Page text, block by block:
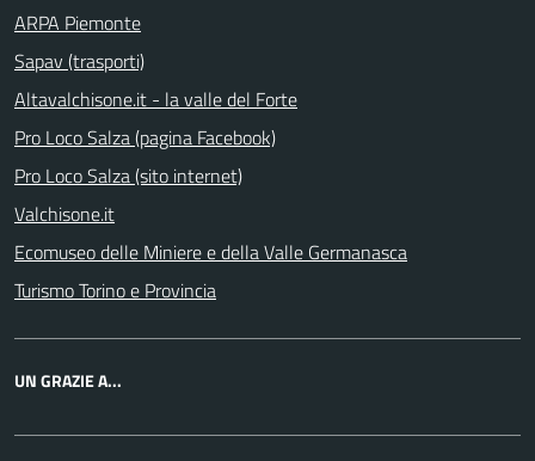
ARPA Piemonte
Sapav (trasporti)
Altavalchisone.it - la valle del Forte
Pro Loco Salza (pagina Facebook)
Pro Loco Salza (sito internet)
Valchisone.it
Ecomuseo delle Miniere e della Valle Germanasca
Turismo Torino e Provincia
UN GRAZIE A...